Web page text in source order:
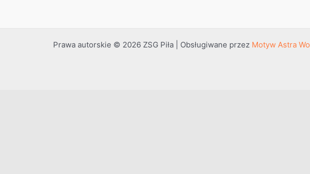
Prawa autorskie © 2026 ZSG Piła | Obsługiwane przez Motyw Astra